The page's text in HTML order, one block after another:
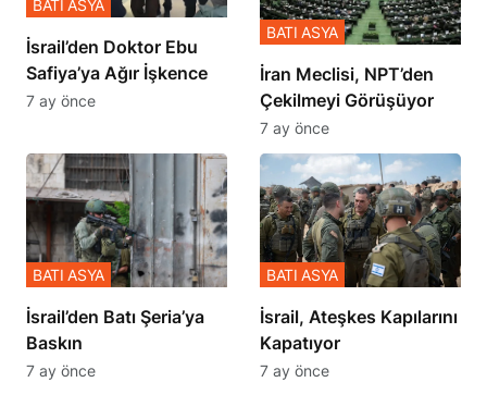
İsrail’den Doktor Ebu
Safiya’ya Ağır İşkence
BATI ASYA
7 ay önce
İran Meclisi, NPT’den
Çekilmeyi Görüşüyor
BATI ASYA
7 ay önce
​​​​​​​İsrail’den Batı Şeria’ya
Baskın
BATI ASYA
7 ay önce
İsrail, Ateşkes Kapılarını
Kapatıyor
BATI ASYA
7 ay önce